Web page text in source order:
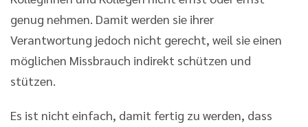
genug nehmen. Damit werden sie ihrer
Verantwortung jedoch nicht gerecht, weil sie einen
möglichen Missbrauch indirekt schützen und
stützen.
Es ist nicht einfach, damit fertig zu werden, dass